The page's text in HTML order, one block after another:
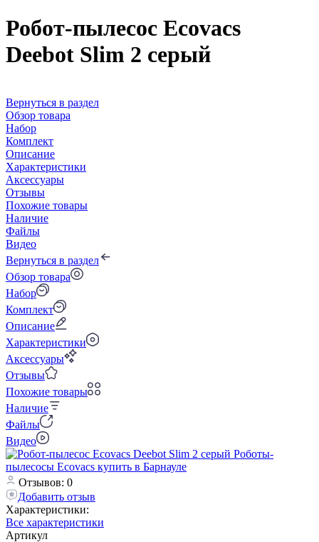
Робот-пылесос Ecovacs
Deebot Slim 2 серый
Вернуться в раздел
Обзор товара
Набор
Комплект
Описание
Характеристики
Аксессуары
Отзывы
Похожие товары
Наличие
Файлы
Видео
Вернуться в раздел
Обзор товара
Набор
Комплект
Описание
Характеристики
Аксессуары
Отзывы
Похожие товары
Наличие
Файлы
Видео
Отзывов: 0
Добавить отзыв
Характеристики:
Все характеристики
Артикул